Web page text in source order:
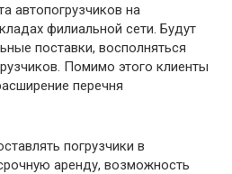
автопогрузчиков на
филиальной сети. Будут
поставки, восполняться
Помимо этого клиенты
перечня
погрузчики в
аренду, возможность